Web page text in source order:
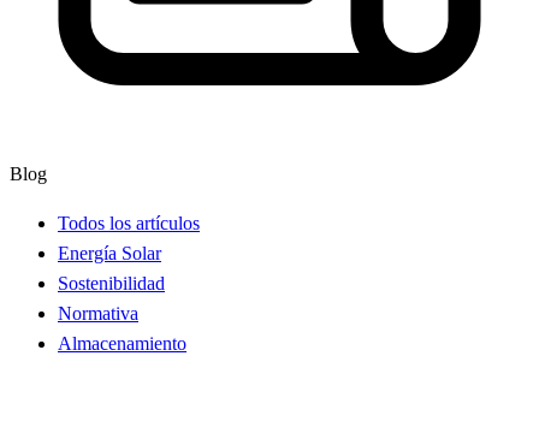
Blog
Todos los artículos
Energía Solar
Sostenibilidad
Normativa
Almacenamiento